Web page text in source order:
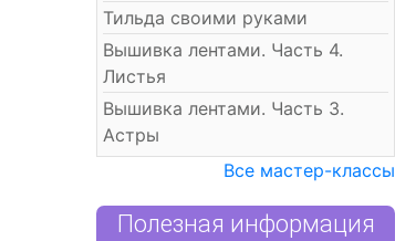
Тильда своими руками
Вышивка лентами. Часть 4.
Листья
Вышивка лентами. Часть 3.
Астры
Все мастер-классы
Полезная информация